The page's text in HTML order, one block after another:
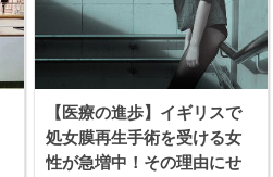
【医療の進歩】イギリスで
処女膜再生手術を受ける女
性が急増中！その理由にせ